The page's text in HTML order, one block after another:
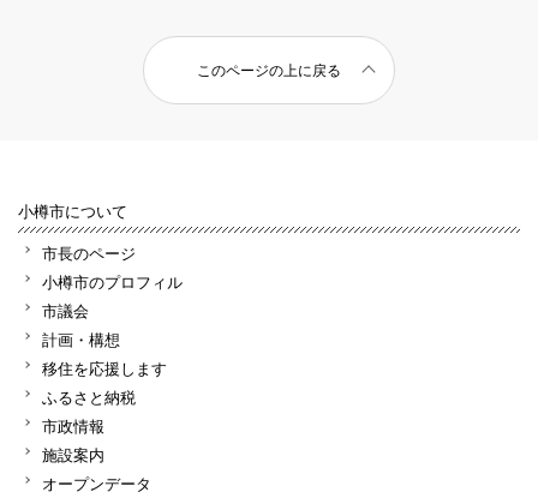
このページの上に戻る
小樽市について
市長のページ
小樽市のプロフィル
市議会
計画・構想
移住を応援します
ふるさと納税
市政情報
施設案内
オープンデータ